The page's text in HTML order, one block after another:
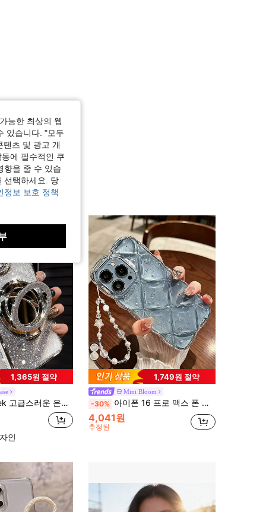
1,365원 절약
방지 및 낙하 방지 기능을 갖추고 있으며, iPhone 16/16e/16 Pro/16 Pro Max/16 Plus/15/14/13/12/11/X/XS/XR/8/7 및 Galaxy S25/S24/S23/S22/S21/A55/A54/A53/A52/A35/A34/A23/A16/A15/A14/A13/A12/A05S/FE/Ultra/4G/5G는 물론 Redmi/Honor/MOTO/OPPO/Infinix 휴대폰과도 호환됩니다.
인
1,749원 절약
Mini Bloom
-30% 아이폰 16 프로 맥스 폰 케이스, 새로운 라인스톤 투명 실버 포일 쇼크 프루프 실리콘 스타일리시 보호 커버 아이폰 12/11/13/14 프로 맥스와 호환
4,041원
추정된
능한 최상의 웹
있습니다. "모두
츠 및 광고 개
에 필수적인 쿠
향을 줄 수 있습
선택하세요. 당
정보 보호 정책